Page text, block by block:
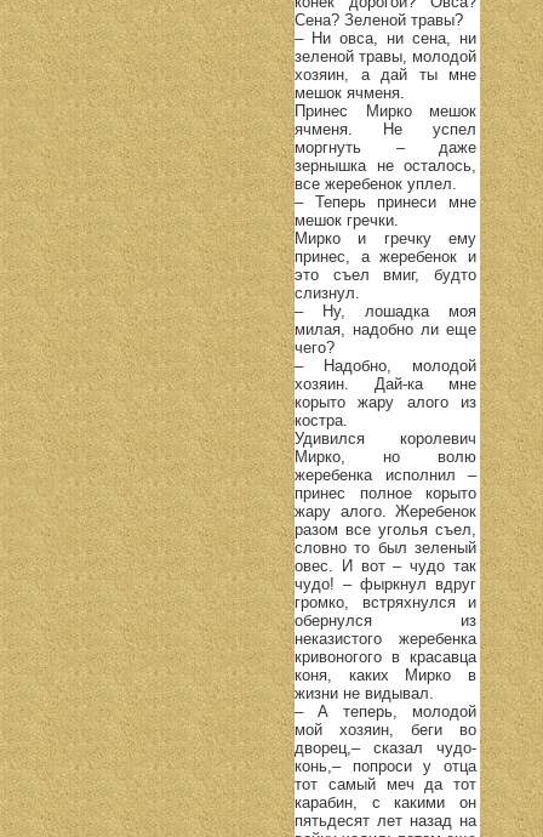
Сена? Зеленой травы?
– Ни овса, ни сена, ни
зеленой травы, молодой
хозяин, а дай ты мне
мешок ячменя.
Принес Мирко мешок
ячменя. Не успел
моргнуть – даже
зернышка не осталось,
все жеребенок уплел.
– Теперь принеси мне
мешок гречки.
Мирко и гречку ему
принес, а жеребенок и
это съел вмиг, будто
слизнул.
– Ну, лошадка моя
милая, надобно ли еще
чего?
– Надобно, молодой
хозяин. Дай-ка мне
корыто жару алого из
костра.
Удивился королевич
Мирко, но волю
жеребенка исполнил –
принес полное корыто
жару алого. Жеребенок
разом все уголья съел,
словно то был зеленый
овес. И вот – чудо так
чудо! – фыркнул вдруг
громко, встряхнулся и
обернулся из
неказистого жеребенка
кривоногого в красавца
коня, каких Мирко в
жизни не видывал.
– А теперь, молодой
мой хозяин, беги во
дворец,– сказал чудо-
конь,– попроси у отца
тот самый меч да тот
карабин, с какими он
пятьдесят лет назад на